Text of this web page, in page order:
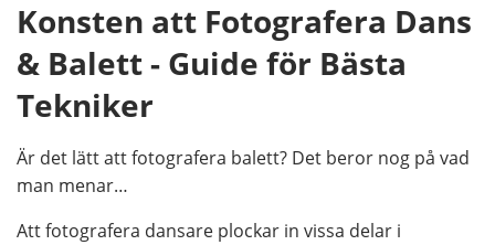
Konsten att Fotografera Dans
& Balett - Guide för Bästa
Tekniker
Är det lätt att fotografera balett? Det beror nog på vad
man menar…
Att fotografera dansare plockar in vissa delar i